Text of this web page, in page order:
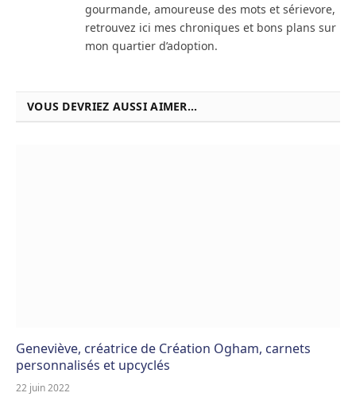
gourmande, amoureuse des mots et sérievore,
retrouvez ici mes chroniques et bons plans sur
mon quartier d’adoption.
VOUS DEVRIEZ AUSSI AIMER...
Geneviève, créatrice de Création Ogham, carnets
personnalisés et upcyclés
22 juin 2022